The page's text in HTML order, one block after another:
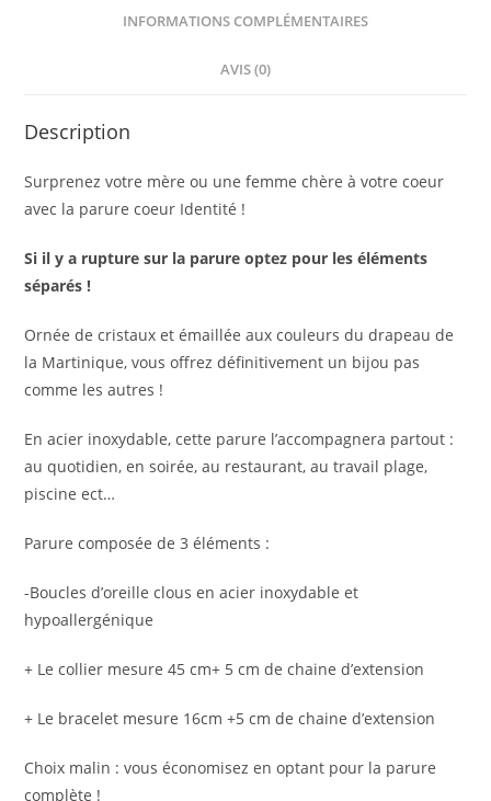
INFORMATIONS COMPLÉMENTAIRES
AVIS (0)
Description
Surprenez votre mère ou une femme chère à votre coeur
avec la parure coeur Identité !
Si il y a rupture sur la parure optez pour les éléments
séparés !
Ornée de cristaux et émaillée aux couleurs du drapeau de
la Martinique, vous offrez définitivement un bijou pas
comme les autres !
En acier inoxydable, cette parure l’accompagnera partout :
au quotidien, en soirée, au restaurant, au travail plage,
piscine ect…
Parure composée de 3 éléments :
-Boucles d’oreille clous en acier inoxydable et
hypoallergénique
+ Le collier mesure 45 cm+ 5 cm de chaine d’extension
+ Le bracelet mesure 16cm +5 cm de chaine d’extension
Choix malin : vous économisez en optant pour la parure
complète !